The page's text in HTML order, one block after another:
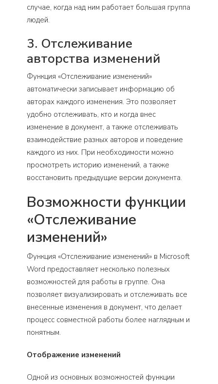
случае, когда над ним работает большая группа
людей.
3. Отслеживание
авторства изменений
Функция «Отслеживание изменений»
автоматически записывает информацию об
авторах каждого изменения. Это позволяет
удобно отслеживать, кто и когда внес
изменение в документ, а также отслеживать
взаимодействие разных авторов и поведение
каждого из них. При необходимости можно
просмотреть историю изменений, а также
восстановить предыдущие версии документа.
Возможности функции
«Отслеживание
изменений»
Функция «Отслеживание изменений» в Microsoft
Word предоставляет несколько полезных
возможностей для работы в группе. Она
позволяет визуализировать и отслеживать все
внесенные изменения в документ, что делает
процесс совместной работы более наглядным и
понятным.
Отображение изменений
Одной из основных возможностей функции